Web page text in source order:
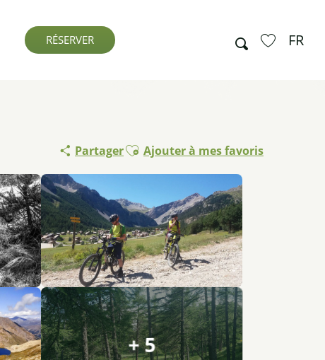
Recherche FR
RÉSERVER
PartagerAjouter aux favoris
Ajouter à mes favoris
+ 5